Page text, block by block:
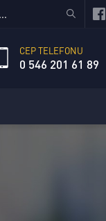
CEP TELEFONU
0 546 201 61 89